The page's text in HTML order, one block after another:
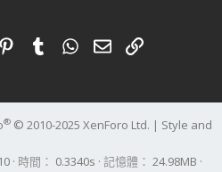
PinterestTumblrWhatsApp
電子郵件
連結
® © 2010-2025 XenForo Ltd. | Style and
10 時間 0.3340s 記憶體 24.98MB